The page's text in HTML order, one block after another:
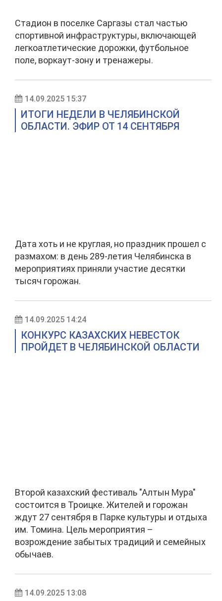
Стадион в поселке Саргазы стал частью
спортивной инфраструктуры, включающей
легкоатлетические дорожки, футбольное
поле, воркаут-зону и тренажеры.
14.09.2025 15:37
ИТОГИ НЕДЕЛИ В ЧЕЛЯБИНСКОЙ
ОБЛАСТИ. ЭФИР ОТ 14 СЕНТЯБРЯ
Дата хоть и не круглая, но праздник прошел с
размахом: в день 289-летия Челябинска в
мероприятиях приняли участие десятки
тысяч горожан.
14.09.2025 14:24
КОНКУРС КАЗАХСКИХ НЕВЕСТОК
ПРОЙДЕТ В ЧЕЛЯБИНСКОЙ ОБЛАСТИ
Второй казахский фестиваль "Алтын Мура"
состоится в Троицке. Жителей и горожан
ждут 27 сентября в Парке культуры и отдыха
им. Томина. Цель мероприятия –
возрождение забытых традиций и семейных
обычаев.
14.09.2025 13:08